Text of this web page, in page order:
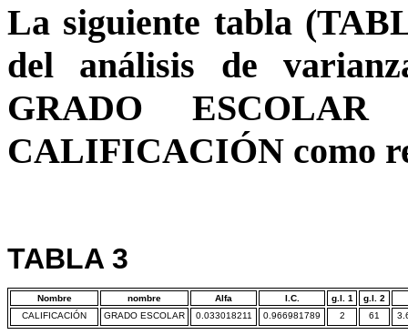
La siguiente tabla
del análisis de
GRADO
CALIFICACIÓN como
TABLA 3
Nombre nombre Alfa I.C. g.l. 1
g.l. 2
CALIFICACIÓN
GRADO ESCOLAR 0.033018211 0.966981789 2 61